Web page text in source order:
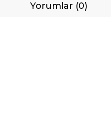
Yorumlar (0)